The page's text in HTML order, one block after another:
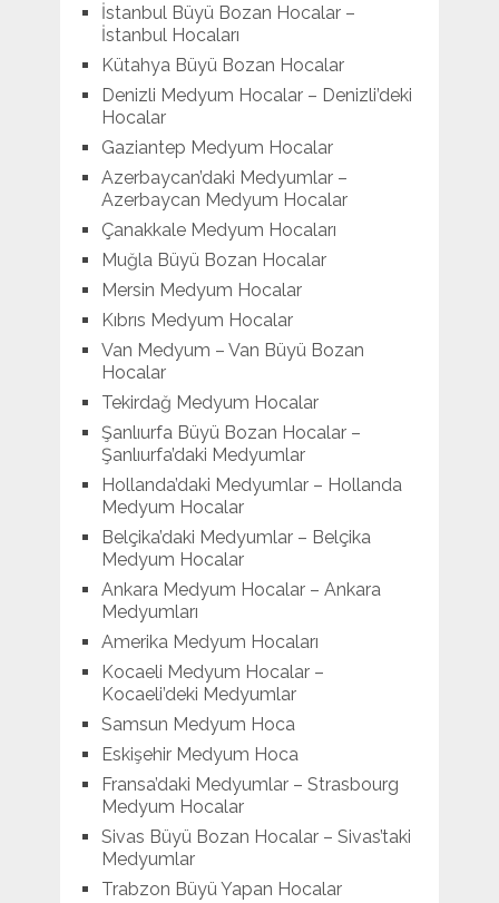
İstanbul Büyü Bozan Hocalar –
İstanbul Hocaları
Kütahya Büyü Bozan Hocalar
Denizli Medyum Hocalar – Denizli’deki
Hocalar
Gaziantep Medyum Hocalar
Azerbaycan’daki Medyumlar –
Azerbaycan Medyum Hocalar
Çanakkale Medyum Hocaları
Muğla Büyü Bozan Hocalar
Mersin Medyum Hocalar
Kıbrıs Medyum Hocalar
Van Medyum – Van Büyü Bozan
Hocalar
Tekirdağ Medyum Hocalar
Şanlıurfa Büyü Bozan Hocalar –
Şanlıurfa’daki Medyumlar
Hollanda’daki Medyumlar – Hollanda
Medyum Hocalar
Belçika’daki Medyumlar – Belçika
Medyum Hocalar
Ankara Medyum Hocalar – Ankara
Medyumları
Amerika Medyum Hocaları
Kocaeli Medyum Hocalar –
Kocaeli’deki Medyumlar
Samsun Medyum Hoca
Eskişehir Medyum Hoca
Fransa’daki Medyumlar – Strasbourg
Medyum Hocalar
Sivas Büyü Bozan Hocalar – Sivas’taki
Medyumlar
Trabzon Büyü Yapan Hocalar